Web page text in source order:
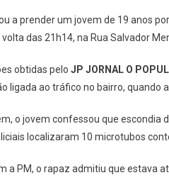
a prender um jovem de 19 anos
das 21h14, na Rua Salvador
obtidas pelo JP JORNAL O
ligada ao tráfico no bairro, quando
o jovem confessou que escondia
localizaram 10 microtubos
a PM, o rapaz admitiu que estava